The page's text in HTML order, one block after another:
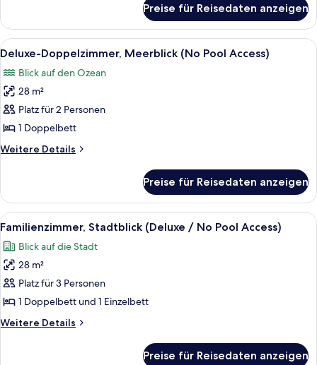
anzeigen
Doppelzimmer,
Stadtblick
(No
Access)
Preise für Reisedaten anzeigen
Alle
Fotos
für
Deluxe-
Doppelzimmer,
Meerblick
(No
Pool
anzeigen
Ein modernes Wohnzimmer mit
10
Deluxe-Doppelzimmer, Meerblick (No Pool Access)
Blick auf den Ozean
28 m²
Platz für 2 Personen
1 Doppelbett
Weitere Details
Weitere
Doppelzimmer,
Meerblick
(No
Access)
Preise für Reisedaten anzeigen
Alle
Fotos
für
Familienzimmer,
Stadtblick
(Deluxe
/
No
Ein Hotelzimmer mit zwei Betten,
9
Familienzimmer, Stadtblick (Deluxe / No Pool Access)
Blick auf die Stadt
28 m²
Platz für 3 Personen
1 Doppelbett und 1 Einzelbett
Weitere Details
Weitere
Preise für Reisedaten anzeigen